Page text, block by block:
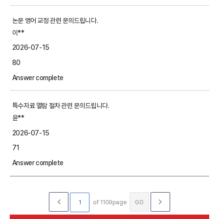
논문 영어 교정 관련 문의드립니다.
이**
2026-07-15
80
Answer complete
특수자료 열람 절차 관련 문의드립니다.
윤**
2026-07-15
71
Answer complete
of 1109page GO